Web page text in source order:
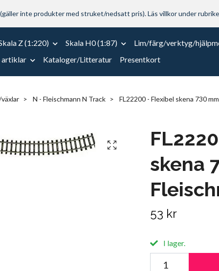
inte produkter med struket/nedsatt pris). Läs villkor under
Z (1:220) Skala H0 (1:87)
Lim/färg/verktyg/
artiklar
Kataloger/Litteratur Presentkort
N - Fleischmann N Track FL22200 - Flexibel skena 730
skena
53 kr
I lager.